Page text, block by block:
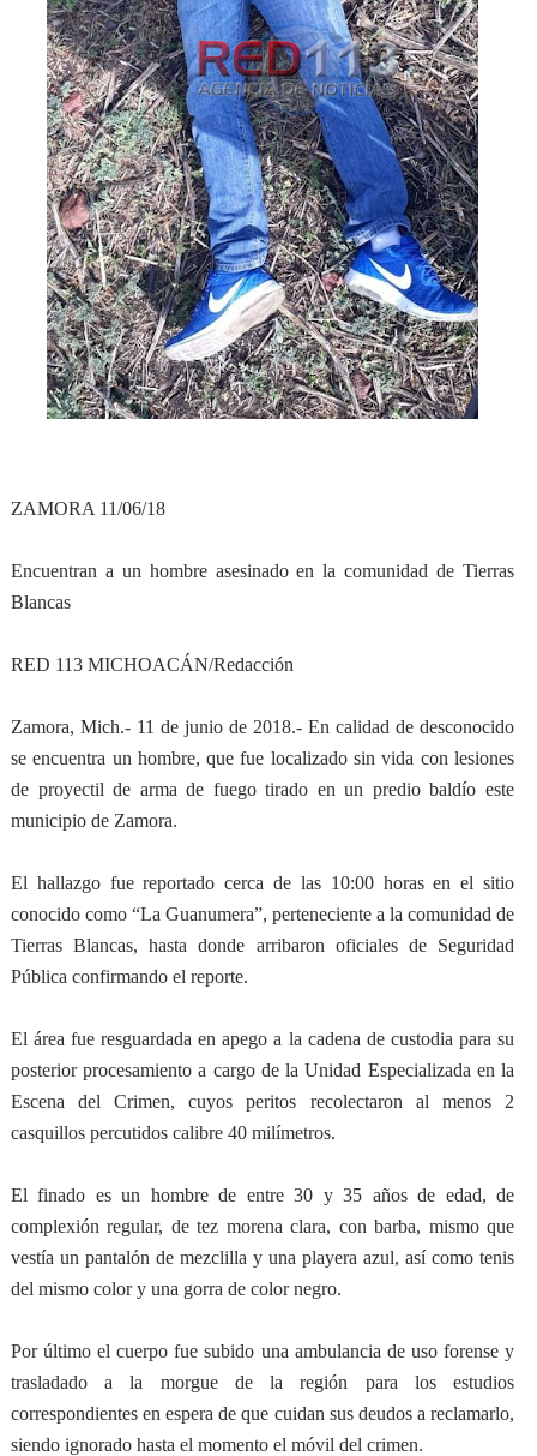
ZAMORA 11/06/18
Encuentran a un hombre asesinado en la comunidad de Tierras
Blancas
RED 113 MICHOACÁN/Redacción
Zamora, Mich.- 11 de junio de 2018.- En calidad de desconocido
se encuentra un hombre, que fue localizado sin vida con lesiones
de proyectil de arma de fuego tirado en un predio baldío este
municipio de Zamora.
El hallazgo fue reportado cerca de las 10:00 horas en el sitio
conocido como “La Guanumera”, perteneciente a la comunidad de
Tierras Blancas, hasta donde arribaron oficiales de Seguridad
Pública confirmando el reporte.
El área fue resguardada en apego a la cadena de custodia para su
posterior procesamiento a cargo de la Unidad Especializada en la
Escena del Crimen, cuyos peritos recolectaron al menos 2
casquillos percutidos calibre 40 milímetros.
El finado es un hombre de entre 30 y 35 años de edad, de
complexión regular, de tez morena clara, con barba, mismo que
vestía un pantalón de mezclilla y una playera azul, así como tenis
del mismo color y una gorra de color negro.
Por último el cuerpo fue subido una ambulancia de uso forense y
trasladado a la morgue de la región para los estudios
correspondientes en espera de que cuidan sus deudos a reclamarlo,
siendo ignorado hasta el momento el móvil del crimen.